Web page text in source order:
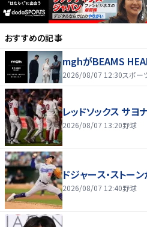
おすすめの記事
mghがBEAMS
2026/08/07 12:30スポー
レッドソックス サヨ
2026/08/07 13:20野球
ドジャース・ストー
2026/08/07 12:40野球